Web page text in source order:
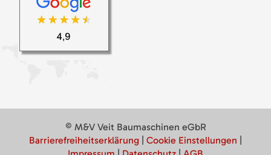
© M&V Veit Baumaschinen eGbR
Barrierefreiheitserklärung
Cookie Einstellungen